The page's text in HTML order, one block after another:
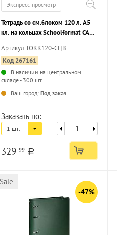
Экспресс-просмотр
Тетрадь со см.блоком 120 л. А5
кл. на кольцах Schoolformat САД
Артикул ТОКК120-СЦВ
Код 267161
В наличии на центральном
складе - 300 шт.
Ваш город: Под заказ
Заказать по:
1 шт.
329 99 a
Sale
-47%